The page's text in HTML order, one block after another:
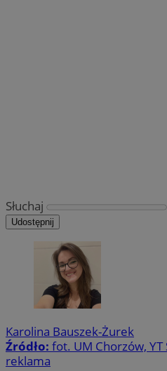
Słuchaj
Udostępnij
Karolina Bauszek-Żurek
Źródło: fot. UM Chorzów, YT
reklama